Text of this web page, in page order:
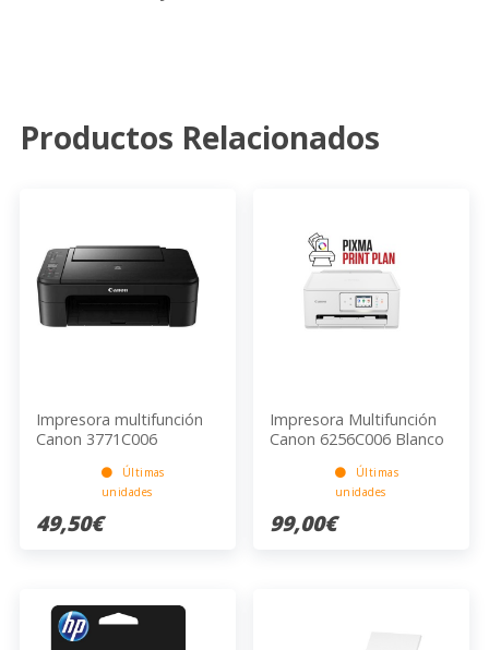
Productos Relacionados
Impresora multifunción
Canon 3771C006
Últimas
unidades
49,50€
Impresora Multifunción
Canon 6256C006 Blanco
Últimas
unidades
99,00€